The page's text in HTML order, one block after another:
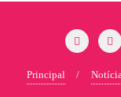
Principal